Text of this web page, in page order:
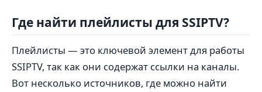
Где найти плейлисты для SSIPTV?
Плейлисты — это ключевой элемент для работы
SSIPTV, так как они содержат ссылки на каналы.
Вот несколько источников, где можно найти